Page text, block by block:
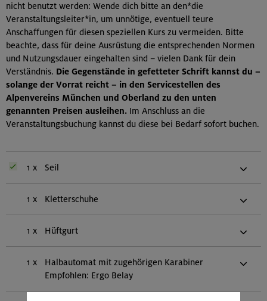
nicht benutzt werden: Wende dich bitte an den*die
Veranstaltungsleiter*in, um unnötige, eventuell teure
Anschaffungen für diesen speziellen Kurs zu vermeiden. Bitte
beachte, dass für deine Ausrüstung die entsprechenden Normen
und Nutzungsdauer eingehalten sind – vielen Dank für dein
Verständnis. Die Gegenstände in gefetteter Schrift kannst du –
solange der Vorrat reicht – in den Servicestellen des
Alpenvereins München und Oberland zu den unten
genannten Preisen ausleihen. Im Anschluss an die
Veranstaltungsbuchung kannst du diese bei Bedarf sofort buchen.
1 x Seil
1 x Kletterschuhe
1 x Hüftgurt
1 x
Halbautomat mit zugehörigen Karabiner
Empfohlen: Ergo Belay